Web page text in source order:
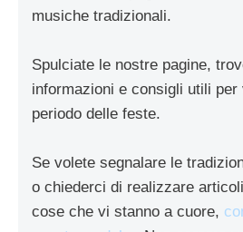
musiche tradizionali.
Spulciate le nostre pagine,
informazioni e consigli utili per
periodo delle feste.
Se volete segnalare le
o chiederci di realizzare
cose che vi stanno a cuore,